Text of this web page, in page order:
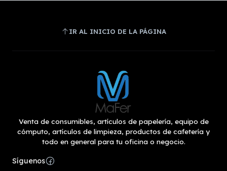
IR AL INICIO DE LA PÁGINA
Venta de consumibles, artículos de papelería, equipo de
cómputo, artículos de limpieza, productos de cafetería y
todo en general para tu oficina o negocio.
Síguenos